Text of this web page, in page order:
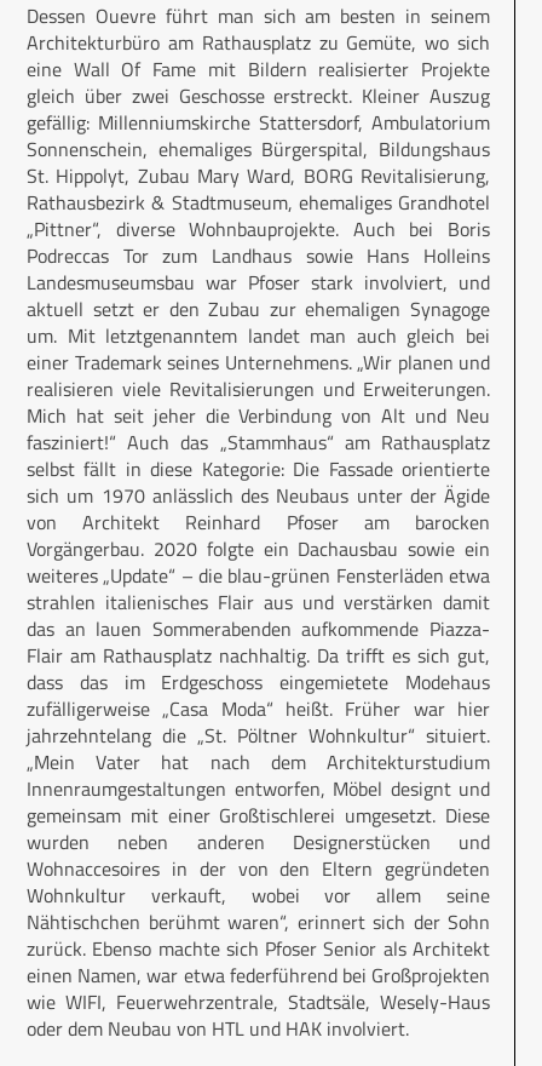
Dessen Ouevre führt man sich am besten in seinem
Architekturbüro am Rathausplatz zu Gemüte, wo sich
eine Wall Of Fame mit Bildern realisierter Projekte
gleich über zwei Geschosse erstreckt. Kleiner Auszug
gefällig: Millenniumskirche Stattersdorf, Ambulatorium
Sonnenschein, ehemaliges Bürgerspital, Bildungshaus
St. Hippolyt, Zubau Mary Ward, BORG Revitalisierung,
Rathausbezirk & Stadtmuseum, ehemaliges Grandhotel
„Pittner“, diverse Wohnbauprojekte. Auch bei Boris
Podreccas Tor zum Landhaus sowie Hans Holleins
Landesmuseumsbau war Pfoser stark involviert, und
aktuell setzt er den Zubau zur ehemaligen Synagoge
um. Mit letztgenanntem landet man auch gleich bei
einer Trademark seines Unternehmens. „Wir planen und
realisieren viele Revitalisierungen und Erweiterungen.
Mich hat seit jeher die Verbindung von Alt und Neu
fasziniert!“ Auch das „Stammhaus“ am Rathausplatz
selbst fällt in diese Kategorie: Die Fassade orientierte
sich um 1970 anlässlich des Neubaus unter der Ägide
von Architekt Reinhard Pfoser am barocken
Vorgängerbau. 2020 folgte ein Dachausbau sowie ein
weiteres „Update“ – die blau-grünen Fensterläden etwa
strahlen italienisches Flair aus und verstärken damit
das an lauen Sommerabenden aufkommende Piazza-
Flair am Rathausplatz nachhaltig. Da trifft es sich gut,
dass das im Erdgeschoss eingemietete Modehaus
zufälligerweise „Casa Moda“ heißt. Früher war hier
jahrzehntelang die „St. Pöltner Wohnkultur“ situiert.
„Mein Vater hat nach dem Architekturstudium
Innenraumgestaltungen entworfen, Möbel designt und
gemeinsam mit einer Großtischlerei umgesetzt. Diese
wurden neben anderen Designerstücken und
Wohnaccesoires in der von den Eltern gegründeten
Wohnkultur verkauft, wobei vor allem seine
Nähtischchen berühmt waren“, erinnert sich der Sohn
zurück. Ebenso machte sich Pfoser Senior als Architekt
einen Namen, war etwa federführend bei Großprojekten
wie WIFI, Feuerwehrzentrale, Stadtsäle, Wesely-Haus
oder dem Neubau von HTL und HAK involviert.